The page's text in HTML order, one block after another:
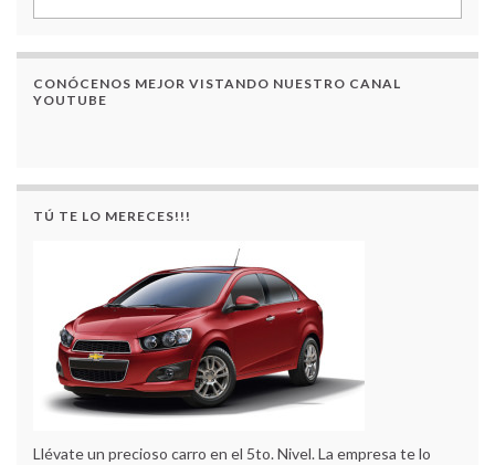
CONÓCENOS MEJOR VISTANDO NUESTRO CANAL
YOUTUBE
TÚ TE LO MERECES!!!
Llévate un precioso carro en el 5to. Nivel. La empresa te lo